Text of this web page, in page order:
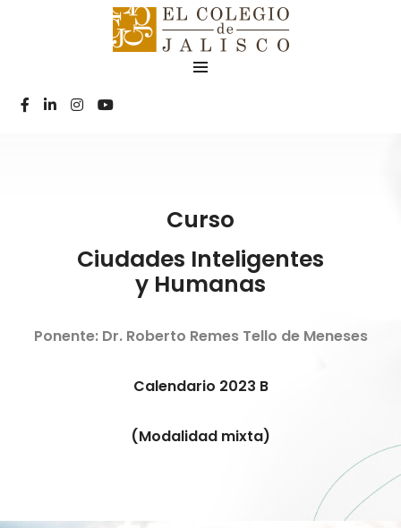
Curso
Ciudades Inteligentes
y Humanas
Ponente: Dr. Roberto Remes Tello de Meneses
Calendario 2023 B
(Modalidad mixta)